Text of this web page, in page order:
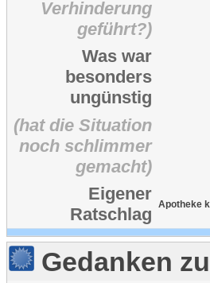
Verhinderung
geführt?)
Was war
besonders
ungünstig
(hat die Situation
noch schlimmer
gemacht)
Eigener
Ratschlag
Apotheke
Gedanken